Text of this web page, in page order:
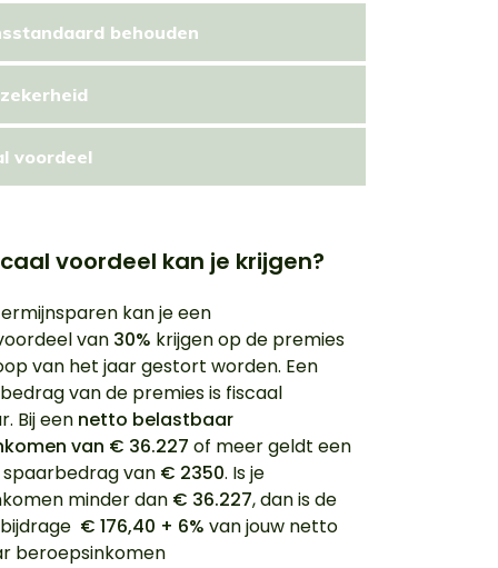
behouden
voordeel
voordeel kan je krijgen?
kan je een
van 30% krijgen op de premies
van het jaar gestort worden. Een
van de premies is fiscaal
Bij een netto belastbaar
van € 36.227 of meer geldt een
van € 2350. Is je
minder dan € 36.227, dan is de
€ 176,40 + 6% van jouw netto
beroepsinkomen